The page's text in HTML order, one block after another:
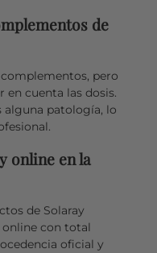
de
pero
en cuenta las dosis.
alguna patología, lo
online en la
de Solaray
con total
oficial y